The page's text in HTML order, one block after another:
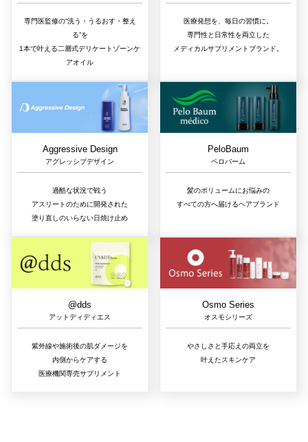
専門医監修の“洗う・うるおす・整え
る”を
1本で叶える二層式デリケートゾーンケ
アオイル
医療発想を、毎日の習慣に。
専門性と日常性を両立した
メディカルサプリメントブランド。
Aggressive Design
アグレッシブデザイン
過酷な状況で戦う
アスリートのために開発された
塗り直しのいらない日焼け止め
PeloBaum
ペロバーム
髪のボリュームにお悩みの
すべての方へ届けるヘアブランド
@dds
アットディディエス
紫外線や施術後の肌ダメージを
内側からケアする
医療機関専売サプリメント
Osmo Series
オスモシリーズ
やさしさと手応えの両立を
叶えたスキンケア